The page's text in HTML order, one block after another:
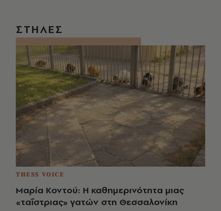
ΣΤΗΛΕΣ
THESS VOICE
Μαρία Κοντού: Η καθημερινότητα μιας
«ταΐστριας» γατών στη Θεσσαλονίκη